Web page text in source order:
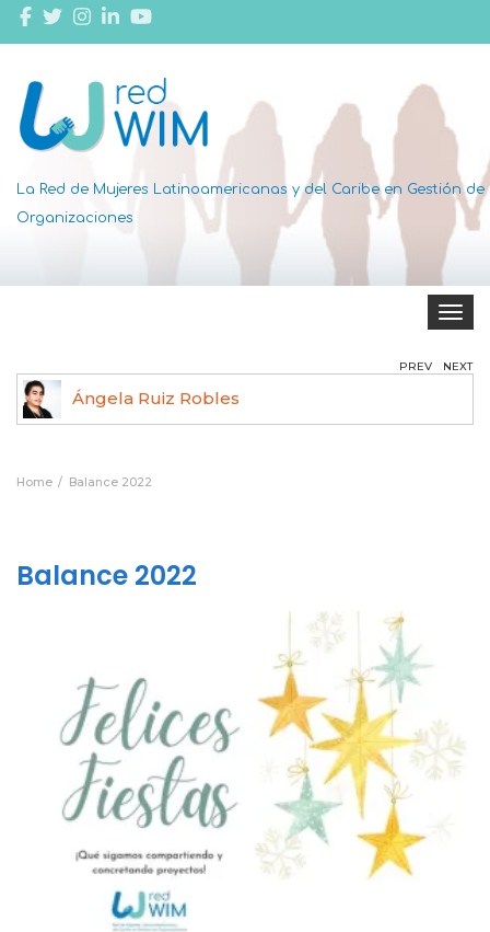
La Red de Mujeres Latinoamericanas y del Caribe en Gestión de
Organizaciones
Toggle
Ángela Ruiz Robles
PREV NEXT
Home Balance 2022
Balance 2022